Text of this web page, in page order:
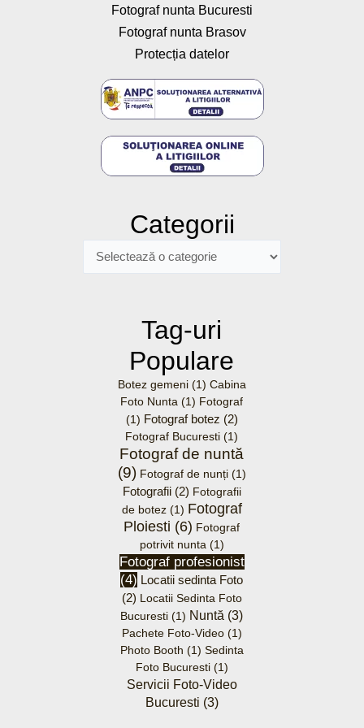
Fotograf nunta Bucuresti
Fotograf nunta Brasov
Protecția datelor
Categorii
Tag-uri
Populare
Botez gemeni(1) Cabina
Foto Nunta (1) Fotograf
(1) Fotograf botez (2)
Fotograf Bucuresti (1)
Fotograf de nuntă
(9) Fotograf de nunți(1)
Fotografii(2) Fotografii
de botez(1) Fotograf
Ploiesti (6) Fotograf
potrivit nunta (1)
Fotograf profesionist
(4) Locatii sedinta Foto
(2) Locatii Sedinta Foto
Bucuresti (1) Nuntă (3)
Pachete Foto-Video(1)
Photo Booth (1) Sedinta
Foto Bucuresti(1)
Servicii Foto-Video
Bucuresti (3)